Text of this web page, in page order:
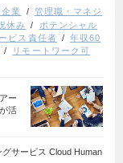
業
管理職・マネジ
休み
ポテンシャル
ビス責任者
年収60
リモートワーク可
ー
活
サービス Cloud Human